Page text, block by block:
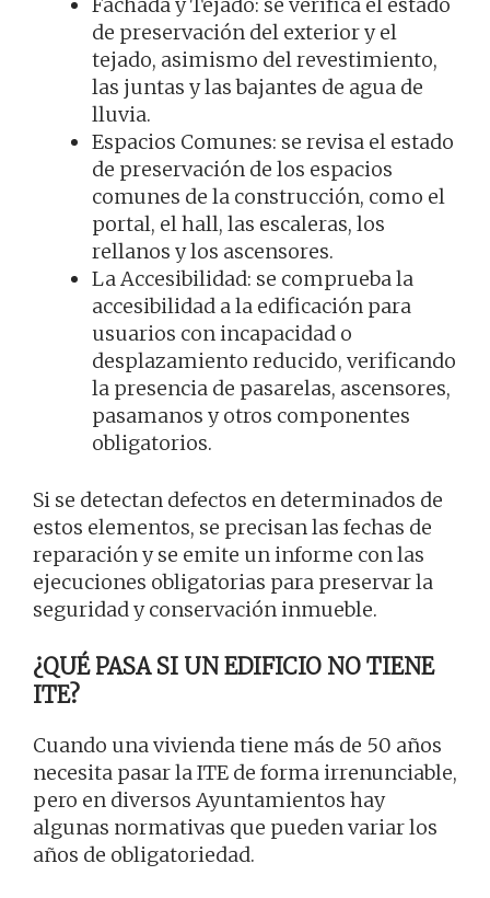
Fachada y Tejado: se verifica el estado
de preservación del exterior y el
tejado, asimismo del revestimiento,
las juntas y las bajantes de agua de
lluvia.
Espacios Comunes: se revisa el estado
de preservación de los espacios
comunes de la construcción, como el
portal, el hall, las escaleras, los
rellanos y los ascensores.
La Accesibilidad: se comprueba la
accesibilidad a la edificación para
usuarios con incapacidad o
desplazamiento reducido, verificando
la presencia de pasarelas, ascensores,
pasamanos y otros componentes
obligatorios.
Si se detectan defectos en determinados de
estos elementos, se precisan las fechas de
reparación y se emite un informe con las
ejecuciones obligatorias para preservar la
seguridad y conservación inmueble.
¿QUÉ PASA SI UN EDIFICIO NO TIENE
ITE?
Cuando una vivienda tiene más de 50 años
necesita pasar la ITE de forma irrenunciable,
pero en diversos Ayuntamientos hay
algunas normativas que pueden variar los
años de obligatoriedad.